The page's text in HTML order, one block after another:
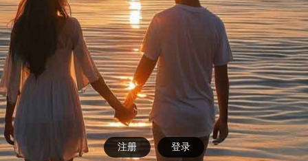
注册 登录